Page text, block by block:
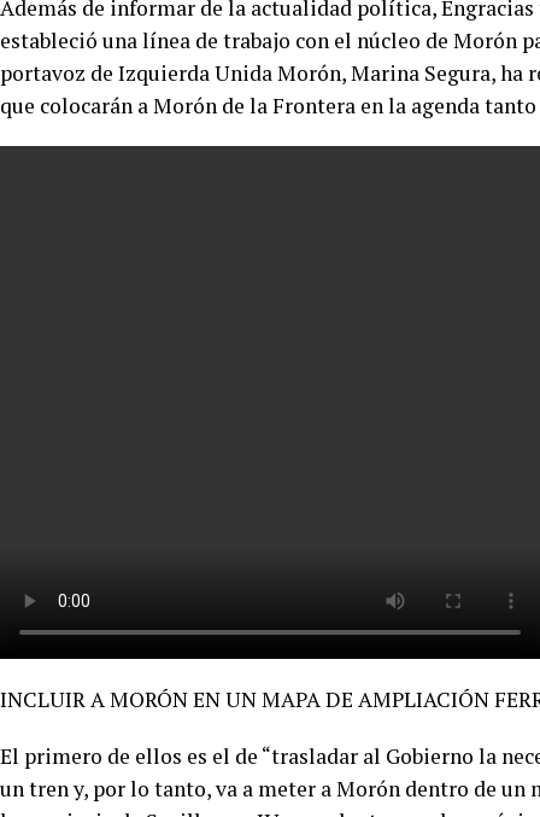
Además de informar de la actualidad política,
estableció una línea de trabajo con el núcleo de Morón
portavoz de Izquierda Unida Morón, Marina Segura,
que colocarán a Morón de la Frontera en la agenda
INCLUIR A MORÓN EN UN MAPA DE AMPLIACIÓN
El primero de ellos es el de “trasladar al Gobierno la
un tren y, por lo tanto, va a meter a Morón dentro de un